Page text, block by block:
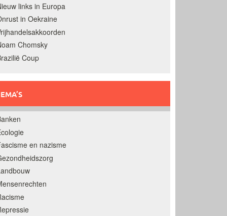
links in Europa
in Oekraine
Chomsky
Coup
en nazisme